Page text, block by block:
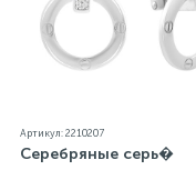
Артикул: 2210207
Серебряные серь�